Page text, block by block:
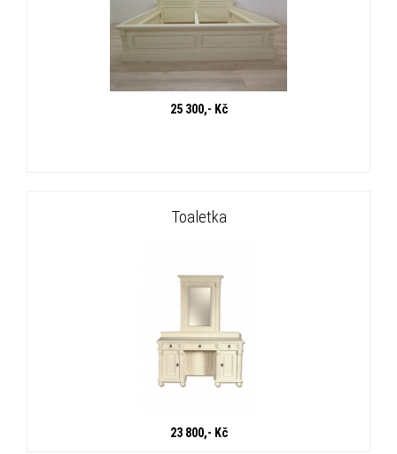
25 300,- Kč
Toaletka
23 800,- Kč